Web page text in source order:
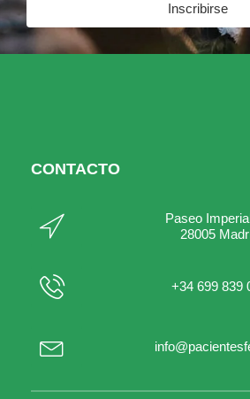
Inscribirse
CONTACTO
Paseo
28005
+34 699 839